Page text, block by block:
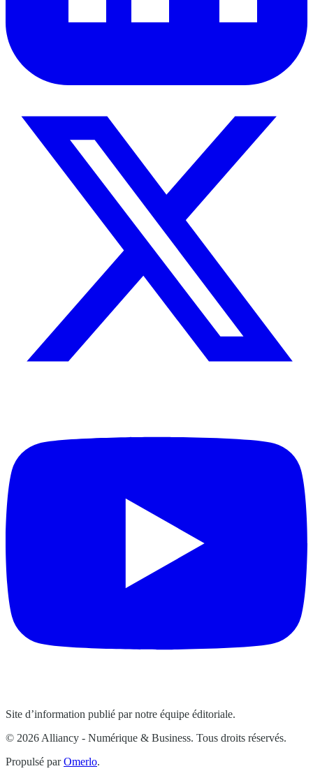
Site d’information publié par notre équipe éditoriale.
© 2026 Alliancy - Numérique & Business. Tous droits réservés.
Propulsé parOmerlo.